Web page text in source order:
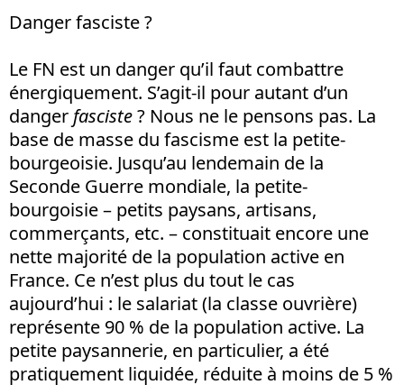
Danger fasciste ?
Le FN est un danger qu’il faut combattre
énergiquement. S’agit-il pour autant d’un
danger fasciste? Nous ne le pensons pas. La
base de masse du fascisme est la petite-
bourgeoisie. Jusqu’au lendemain de la
Seconde Guerre mondiale, la petite-
bourgoisie – petits paysans, artisans,
commerçants, etc. – constituait encore une
nette majorité de la population active en
France. Ce n’est plus du tout le cas
aujourd’hui : le salariat (la classe ouvrière)
représente 90 % de la population active. La
petite paysannerie, en particulier, a été
pratiquement liquidée, réduite à moins de 5 %